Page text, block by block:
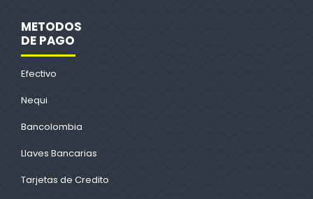
METODOS
DE PAGO
Efectivo
Nequi
Bancolombia
Llaves Bancarias
Tarjetas de Credito